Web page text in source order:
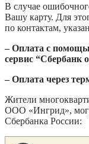
В случае
Вашу карту. Для
по контактам,
– Оплата с
сервис “Сбербанк
– Оплата через
Жители
ООО «Ингрид»,
Сбербанка России: